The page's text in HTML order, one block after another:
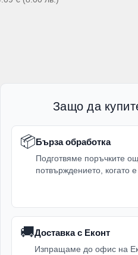
Защо да
📦Бърза обработка
Подготвяме поръчките
потвърждението, когато
🚚Доставка с Еконт
Изпращаме до офис на